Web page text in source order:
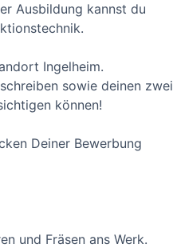
Ausbildung kannst du
Ingelheim.
sowie deinen zwei
können!
Deiner Bewerbung
und Fräsen ans Werk.